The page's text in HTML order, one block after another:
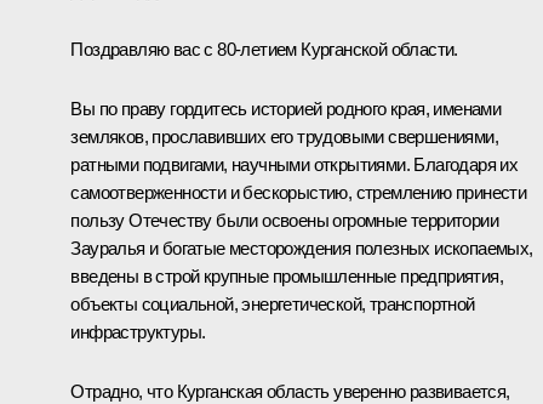
Поздравляю вас с 80-летием Курганской области.
Вы по праву гордитесь историей родного края, именами
земляков, прославивших его трудовыми свершениями,
ратными подвигами, научными открытиями. Благодаря их
самоотверженности и бескорыстию, стремлению принести
пользу Отечеству были освоены огромные территории
Зауралья и богатые месторождения полезных ископаемых,
введены в строй крупные промышленные предприятия,
объекты социальной, энергетической, транспортной
инфраструктуры.
Отрадно, что Курганская область уверенно развивается,